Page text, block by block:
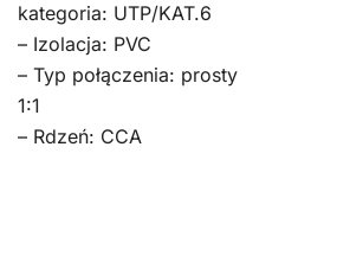
kategoria: UTP/KAT.6
– Izolacja: PVC
– Typ połączenia: prosty
1:1
– Rdzeń: CCA